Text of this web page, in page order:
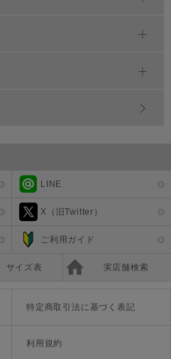
LINE
X（旧Twitter）
ご利用ガイド
サイズ表 実店舗検索
特定商取引法に基づく表記
利用規約